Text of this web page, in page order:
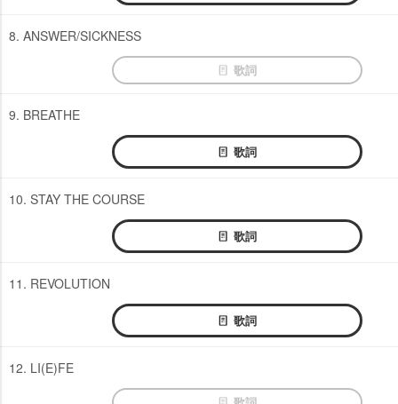
8. ANSWER/SICKNESS
歌詞
9. BREATHE
歌詞
10. STAY THE COURSE
歌詞
11. REVOLUTION
歌詞
12. LI(E)FE